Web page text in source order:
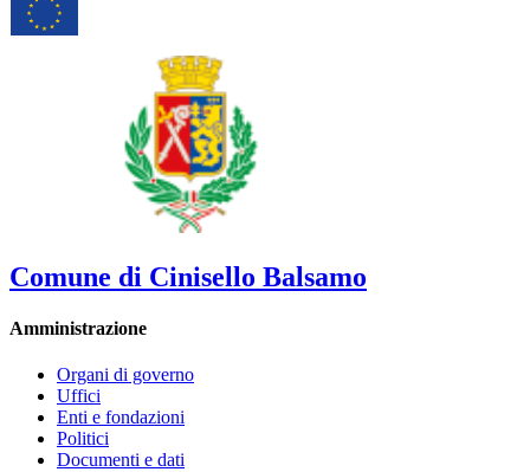
Comune di Cinisello Balsamo
Amministrazione
Organi di governo
Uffici
Enti e fondazioni
Politici
Documenti e dati